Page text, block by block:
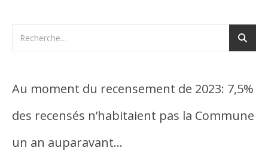
Au moment du recensement de 2023: 7,5%
des recensés n’habitaient pas la Commune
un an auparavant…